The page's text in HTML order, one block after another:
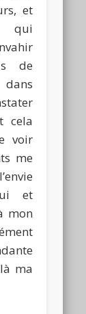
et
qui
de
cela
voir
me
et
mon
ma